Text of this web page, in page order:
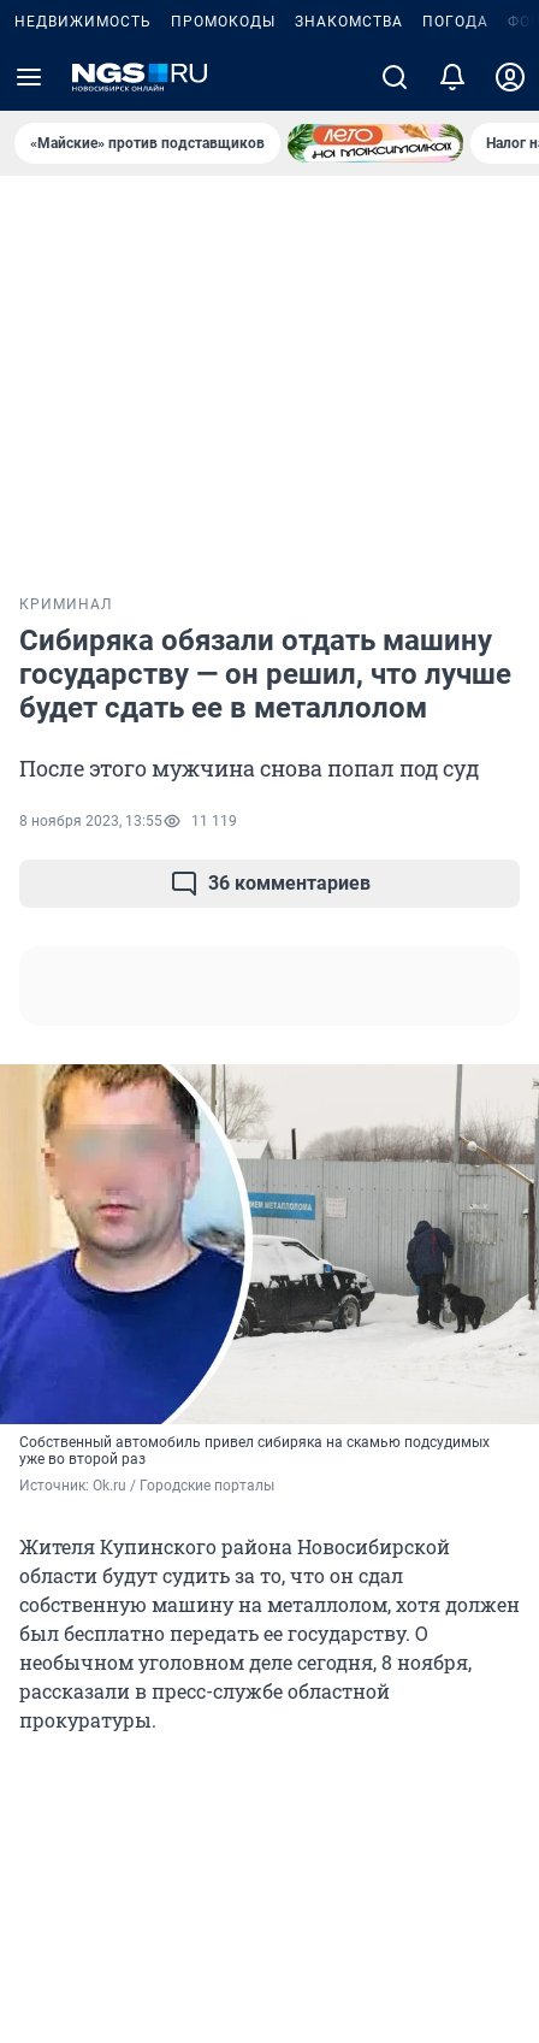
НЕДВИЖИМОСТЬ ПРОМОКОДЫ ЗНАКОМСТВА ПОГОДА
«Майские» против подставщиков Налог
КРИМИНАЛ
Сибиряка обязали отдать машину
государству — он решил, что лучше
будет сдать ее в металлолом
После этого мужчина снова попал под суд
8 ноября 2023, 13:55 11 119
36 комментариев
Собственный автомобиль привел сибиряка на скамью подсудимых
уже во второй раз
Источник: Ok.ru / Городские порталы
Жителя Купинского района Новосибирской
области будут судить за то, что он сдал
собственную машину на металлолом, хотя должен
был бесплатно передать ее государству. О
необычном уголовном деле сегодня, 8 ноября,
рассказали в пресс-службе областной
прокуратуры.